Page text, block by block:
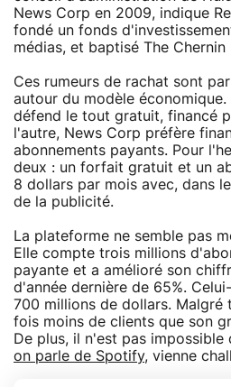
News Corp en 2009, indique
fondé un fonds
médias, et baptisé The Chernin
Ces rumeurs de rachat sont
autour du modèle
défend le tout gratuit, financé
l'autre, News Corp préfère
abonnements payants. Pour
deux : un forfait gratuit et un
8 dollars par mois avec, dans
de la publicité.
La plateforme ne semble pas
Elle compte trois millions
payante et a amélioré son
d'année dernière de 65%.
700 millions de dollars. Malgré
fois moins de clients que son
De plus, il n'est pas impossible
on parle de Spotify, vienne